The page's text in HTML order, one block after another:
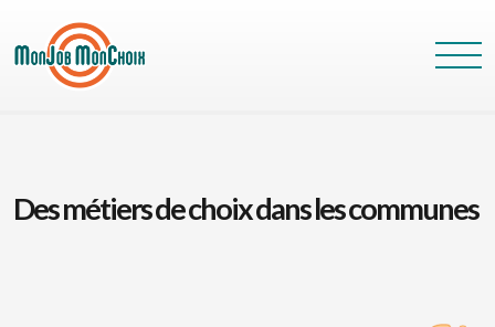
Des métiers de choix dans les communes